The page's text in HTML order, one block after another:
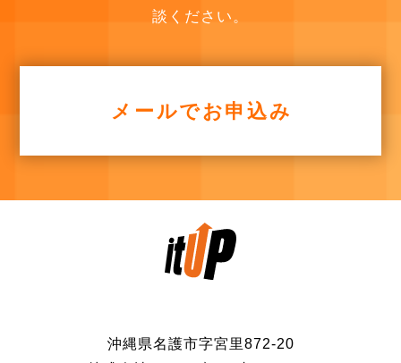
談ください。
メールでお申込み
沖縄県名護市字宮里872-20